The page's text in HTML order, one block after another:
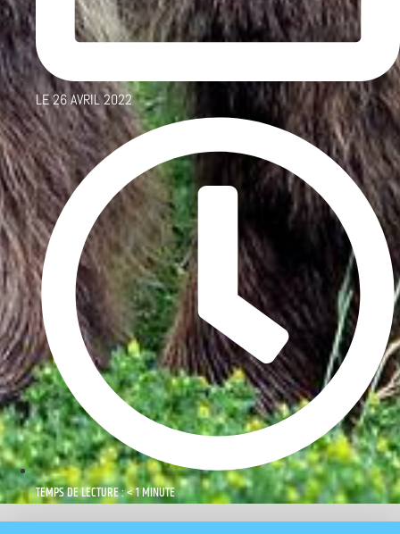
LE26 AVRIL 2022
TEMPS DE LECTURE : < 1 MINUTE